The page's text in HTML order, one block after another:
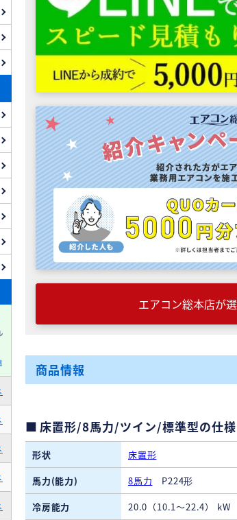
エアコン総本店が
商品情報
床置形/8馬力/ツイン/標準型の仕様
形状
床置形
馬力(能力)
8馬力 P224形
冷房能力
20.0（10.1～22.4） kW